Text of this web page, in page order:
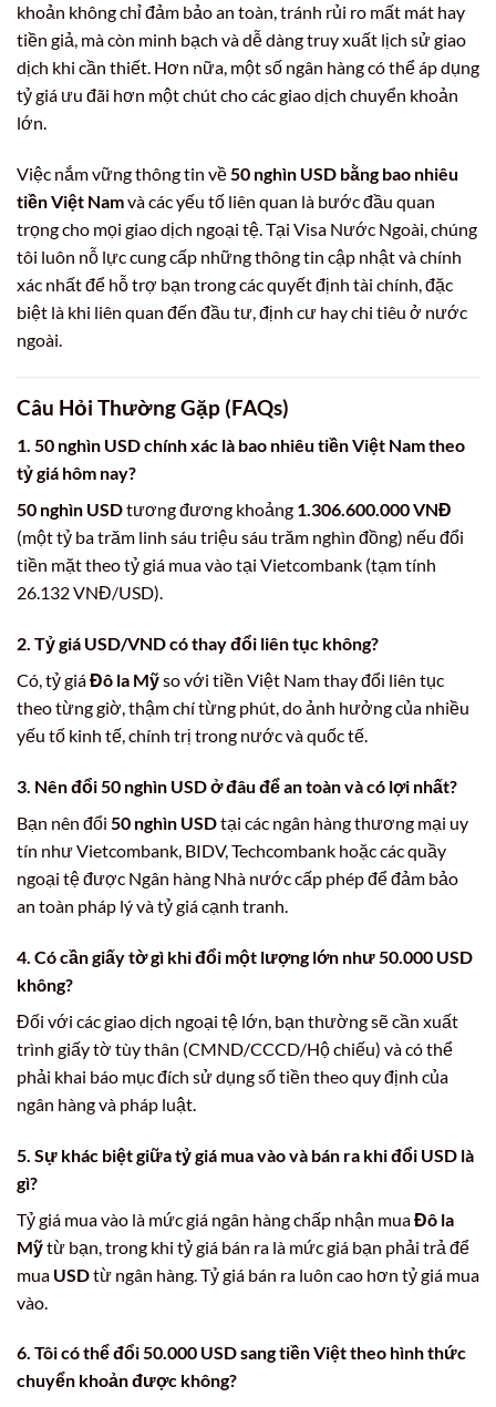
khoản không chỉ đảm bảo an toàn, tránh rủi ro mất mát hay
tiền giả, mà còn minh bạch và dễ dàng truy xuất lịch sử giao
dịch khi cần thiết. Hơn nữa, một số ngân hàng có thể áp dụng
tỷ giá ưu đãi hơn một chút cho các giao dịch chuyển khoản
lớn.
Việc nắm vững thông tin về50 nghìn USD bằng bao nhiêu
tiền Việt Namvà các yếu tố liên quan là bước đầu quan
trọng cho mọi giao dịch ngoại tệ. Tại Visa Nước Ngoài, chúng
tôi luôn nỗ lực cung cấp những thông tin cập nhật và chính
xác nhất để hỗ trợ bạn trong các quyết định tài chính, đặc
biệt là khi liên quan đến đầu tư, định cư hay chi tiêu ở nước
ngoài.
Câu Hỏi Thường Gặp (FAQs)
1. 50 nghìn USD chính xác là bao nhiêu tiền Việt Nam theo
tỷ giá hôm nay?
50 nghìn USDtương đương khoảng 1.306.600.000 VNĐ
(một tỷ ba trăm linh sáu triệu sáu trăm nghìn đồng) nếu đổi
tiền mặt theo tỷ giá mua vào tại Vietcombank (tạm tính
26.132 VNĐ/USD).
2. Tỷ giá USD/VND có thay đổi liên tục không?
Có, tỷ giáĐô la Mỹso với tiền Việt Nam thay đổi liên tục
theo từng giờ, thậm chí từng phút, do ảnh hưởng của nhiều
yếu tố kinh tế, chính trị trong nước và quốc tế.
3. Nên đổi 50 nghìn USD ở đâu để an toàn và có lợi nhất?
Bạn nên đổi 50 nghìn USDtại các ngân hàng thương mại uy
tín như Vietcombank, BIDV, Techcombank hoặc các quầy
ngoại tệ được Ngân hàng Nhà nước cấp phép để đảm bảo
an toàn pháp lý và tỷ giá cạnh tranh.
4. Có cần giấy tờ gì khi đổi một lượng lớn như 50.000 USD
không?
Đối với các giao dịch ngoại tệ lớn, bạn thường sẽ cần xuất
trình giấy tờ tùy thân (CMND/CCCD/Hộ chiếu) và có thể
phải khai báo mục đích sử dụng số tiền theo quy định của
ngân hàng và pháp luật.
5. Sự khác biệt giữa tỷ giá mua vào và bán ra khi đổi USD là
gì?
Tỷ giá mua vào là mức giá ngân hàng chấp nhận muaĐô la
Mỹtừ bạn, trong khi tỷ giá bán ra là mức giá bạn phải trả để
mua USDtừ ngân hàng. Tỷ giá bán ra luôn cao hơn tỷ giá mua
vào.
6. Tôi có thể đổi 50.000 USD sang tiền Việt theo hình thức
chuyển khoản được không?